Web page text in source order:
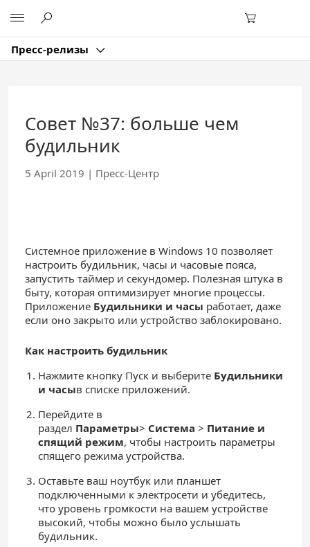
основному
содержанию
Пресс-релизы
Совет №37: больше чем
будильник
5 April 2019 | Пресс-Центр
Системное приложение в Windows 10 позволяет
настроить будильник, часы и часовые пояса,
запустить таймер и секундомер. Полезная штука в
быту, которая оптимизирует многие процессы.
Приложение Будильники и часы работает, даже
если оно закрыто или устройство заблокировано.
Как настроить будильник
Нажмите кнопку Пуск и выберите Будильники
и часыв списке приложений.
Перейдите в
раздел Параметры> Система > Питание и
спящий режим, чтобы настроить параметры
спящего режима устройства.
Оставьте ваш ноутбук или планшет
подключенными к электросети и убедитесь,
что уровень громкости на вашем устройстве
высокий, чтобы можно было услышать
будильник.